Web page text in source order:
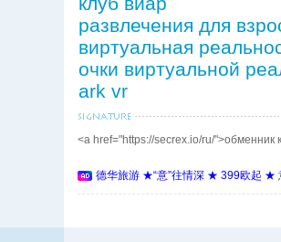
развлечения для
виртуальная
очки виртуальной
ark vr
<a href="https://secrex.io/ru/">обменник
德华旅游 ★“意”往情深 ★ 399欧起 ★